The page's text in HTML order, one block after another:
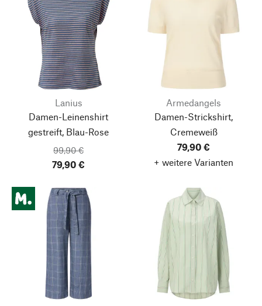
Lanius
Damen-Leinenshirt
gestreift, Blau-Rose
99,90 €
79,90 €
Armedangels
Damen-Strickshirt,
Cremeweiß
79,90 €
+ weitere Varianten